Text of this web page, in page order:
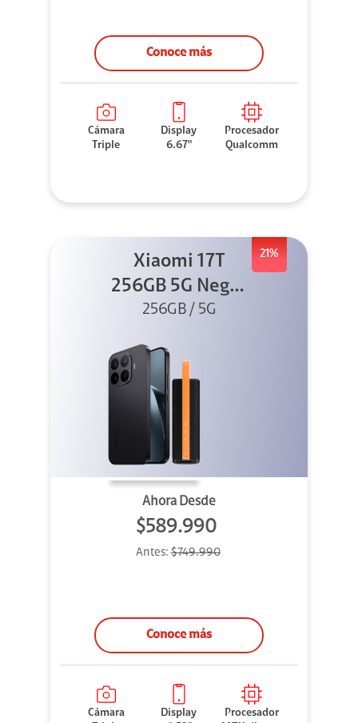
Conoce más
Cámara
Triple
Display
6.67"
Procesador
Qualcomm
21%
Xiaomi 17T
256GB 5G Negro
+ Sound
256GB / 5G
Ahora Desde
$589.990
Antes:$749.990
Conoce más
Cámara
Display
Procesador